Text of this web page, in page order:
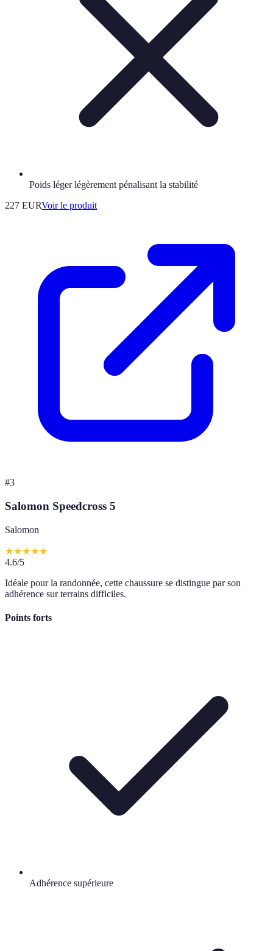
Poids léger légèrement pénalisant la stabilité
227 EURVoir le produit
#3
Salomon Speedcross 5
Salomon
★★★★★
4.6/5
Idéale pour la randonnée, cette chaussure se distingue par son
adhérence sur terrains difficiles.
Points forts
Adhérence supérieure